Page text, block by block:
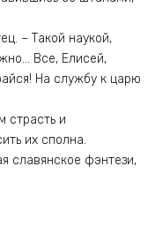
– Такой наукой,
Все, Елисей,
На службу к царю
страсть и
их сполна.
славянское фэнтези,